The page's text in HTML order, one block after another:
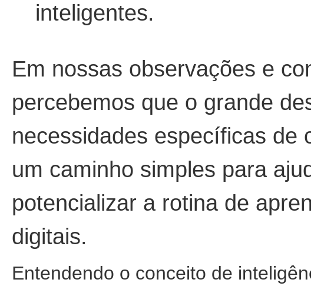
inteligentes.
Em nossas observações e
percebemos que o grande
necessidades específicas de
um caminho simples para
potencializar a rotina de
digitais.
Entendendo o conceito de